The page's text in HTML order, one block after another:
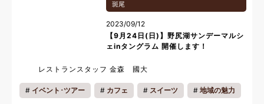
斑尾
2023/09/12
【9月24日(日)】野尻湖サンデーマルシ
ェinタングラム 開催します！
レストランスタッフ 金森 國大
イベント･ツアー カフェ スイーツ 地域の魅力